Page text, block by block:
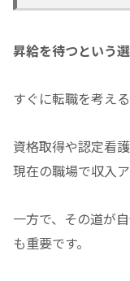
昇給を待つという
すぐに転職を考え
資格取得や認定看
現在の職場で収入
一方で、その道が
も重要です。